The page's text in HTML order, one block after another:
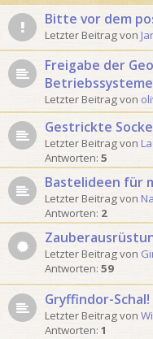
Bitte vor dem
Letzter Beitrag von
Freigabe der
Letzter Beitrag von
Gestrickte
Letzter Beitrag von
Antworten: 5
Bastelideen für
Letzter Beitrag von
Antworten: 2
Letzter Beitrag von
Antworten: 59
Gryffindor-Schal!
Letzter Beitrag von
Antworten: 1